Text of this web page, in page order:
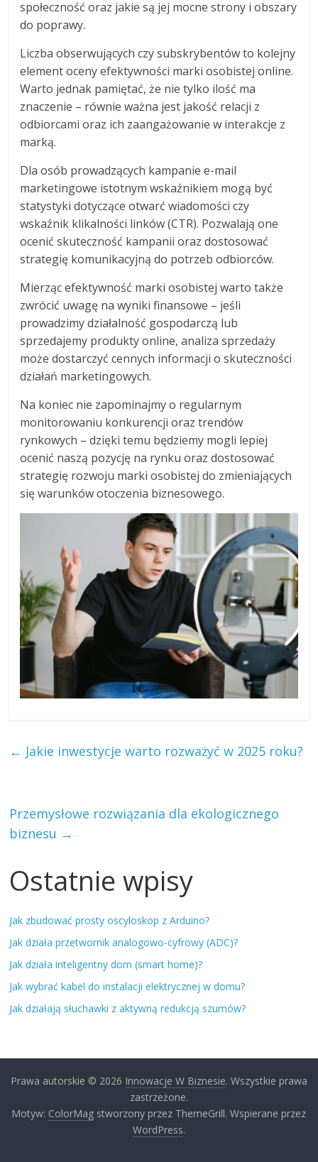
społeczność oraz jakie są jej mocne strony i obszary
do poprawy.
Liczba obserwujących czy subskrybentów to kolejny
element oceny efektywności marki osobistej online.
Warto jednak pamiętać, że nie tylko ilość ma
znaczenie – równie ważna jest jakość relacji z
odbiorcami oraz ich zaangażowanie w interakcje z
marką.
Dla osób prowadzących kampanie e-mail
marketingowe istotnym wskaźnikiem mogą być
statystyki dotyczące otwarć wiadomości czy
wskaźnik klikalności linków (CTR). Pozwalają one
ocenić skuteczność kampanii oraz dostosować
strategię komunikacyjną do potrzeb odbiorców.
Mierząc efektywność marki osobistej warto także
zwrócić uwagę na wyniki finansowe – jeśli
prowadzimy działalność gospodarczą lub
sprzedajemy produkty online, analiza sprzedaży
może dostarczyć cennych informacji o skuteczności
działań marketingowych.
Na koniec nie zapominajmy o regularnym
monitorowaniu konkurencji oraz trendów
rynkowych – dzięki temu będziemy mogli lepiej
ocenić naszą pozycję na rynku oraz dostosować
strategię rozwoju marki osobistej do zmieniających
się warunków otoczenia biznesowego.
← Jakie inwestycje warto rozważyć w 2025 roku?
Przemysłowe rozwiązania dla ekologicznego
biznesu →
Ostatnie wpisy
Jak zbudować prosty oscyloskop z Arduino?
Jak działa przetwornik analogowo-cyfrowy (ADC)?
Jak działa inteligentny dom (smart home)?
Jak wybrać kabel do instalacji elektrycznej w domu?
Jak działają słuchawki z aktywną redukcją szumów?
Prawa autorskie © 2026 Innowacje W Biznesie. Wszystkie prawa
zastrzeżone.
Motyw: ColorMag stworzony przez ThemeGrill. Wspierane przez
WordPress.